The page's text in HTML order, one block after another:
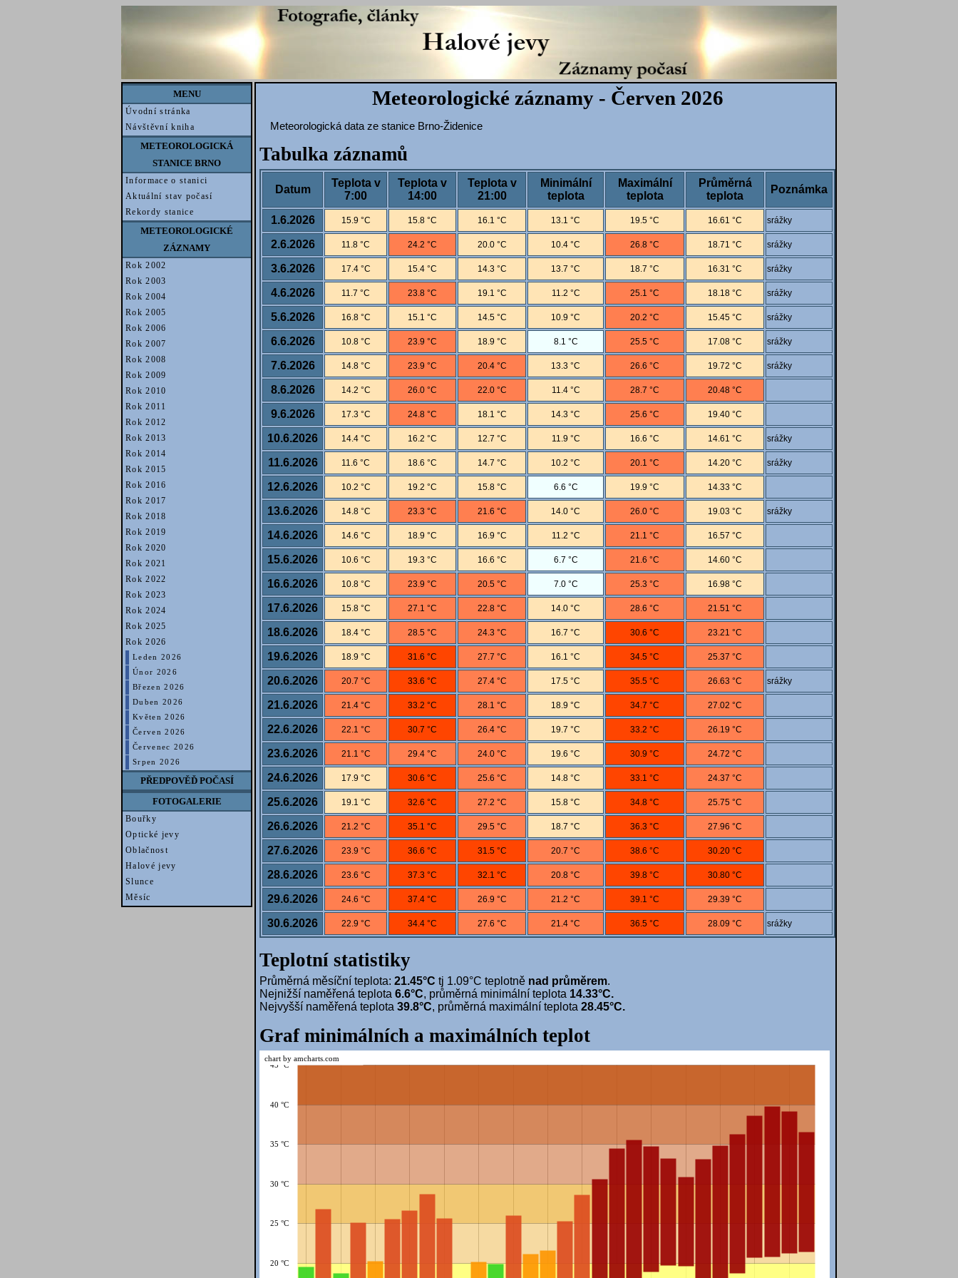
MENU
Úvodní stránka
Návštěvní kniha
METEOROLOGICKÁ
STANICE BRNO
Informace o stanici
Aktuální stav počasí
Rekordy stanice
METEOROLOGICKÉ
ZÁZNAMY
Rok 2002
Rok 2003
Rok 2004
Rok 2005
Rok 2006
Rok 2007
Rok 2008
Rok 2009
Rok 2010
Rok 2011
Rok 2012
Rok 2013
Rok 2014
Rok 2015
Rok 2016
Rok 2017
Rok 2018
Rok 2019
Rok 2020
Rok 2021
Rok 2022
Rok 2023
Rok 2024
Rok 2025
Rok 2026
Leden 2026
Únor 2026
Březen 2026
Duben 2026
Květen 2026
Červen 2026
Červenec 2026
Srpen 2026
PŘEDPOVĚĎ POČASÍ
FOTOGALERIE
Bouřky
Optické jevy
Oblačnost
Halové jevy
Slunce
Měsíc
Meteorologické záznamy - Červen 2026
Meteorologická data ze stanice Brno-Židenice
Tabulka záznamů
Datum
Teplota v
7:00
Teplota v
14:00
Teplota v
21:00
Minimální
teplota
Maximální
teplota
Průměrná
teplota
Poznámka
1.6.2026 15.9 °C 15.8 °C 16.1 °C 13.1 °C 19.5 °C 16.61 °C srážky
2.6.2026 11.8 °C 24.2 °C 20.0 °C 10.4 °C 26.8 °C 18.71 °C srážky
3.6.2026 17.4 °C 15.4 °C 14.3 °C 13.7 °C 18.7 °C 16.31 °C srážky
4.6.2026 11.7 °C 23.8 °C 19.1 °C 11.2 °C 25.1 °C 18.18 °C srážky
5.6.2026 16.8 °C 15.1 °C 14.5 °C 10.9 °C 20.2 °C 15.45 °C srážky
6.6.2026 10.8 °C 23.9 °C 18.9 °C 8.1 °C 25.5 °C 17.08 °C srážky
7.6.2026 14.8 °C 23.9 °C 20.4 °C 13.3 °C 26.6 °C 19.72 °C srážky
8.6.2026 14.2 °C 26.0 °C 22.0 °C 11.4 °C 28.7 °C 20.48 °C
9.6.2026 17.3 °C 24.8 °C 18.1 °C 14.3 °C 25.6 °C 19.40 °C
10.6.2026 14.4 °C 16.2 °C 12.7 °C 11.9 °C 16.6 °C 14.61 °C srážky
11.6.2026 11.6 °C 18.6 °C 14.7 °C 10.2 °C 20.1 °C 14.20 °C srážky
12.6.2026 10.2 °C 19.2 °C 15.8 °C 6.6 °C 19.9 °C 14.33 °C
13.6.2026 14.8 °C 23.3 °C 21.6 °C 14.0 °C 26.0 °C 19.03 °C srážky
14.6.2026 14.6 °C 18.9 °C 16.9 °C 11.2 °C 21.1 °C 16.57 °C
15.6.2026 10.6 °C 19.3 °C 16.6 °C 6.7 °C 21.6 °C 14.60 °C
16.6.2026 10.8 °C 23.9 °C 20.5 °C 7.0 °C 25.3 °C 16.98 °C
17.6.2026 15.8 °C 27.1 °C 22.8 °C 14.0 °C 28.6 °C 21.51 °C
18.6.2026 18.4 °C 28.5 °C 24.3 °C 16.7 °C 30.6 °C 23.21 °C
19.6.2026 18.9 °C 31.6 °C 27.7 °C 16.1 °C 34.5 °C 25.37 °C
20.6.2026 20.7 °C 33.6 °C 27.4 °C 17.5 °C 35.5 °C 26.63 °C srážky
21.6.2026 21.4 °C 33.2 °C 28.1 °C 18.9 °C 34.7 °C 27.02 °C
22.6.2026 22.1 °C 30.7 °C 26.4 °C 19.7 °C 33.2 °C 26.19 °C
23.6.2026 21.1 °C 29.4 °C 24.0 °C 19.6 °C 30.9 °C 24.72 °C
24.6.2026 17.9 °C 30.6 °C 25.6 °C 14.8 °C 33.1 °C 24.37 °C
25.6.2026 19.1 °C 32.6 °C 27.2 °C 15.8 °C 34.8 °C 25.75 °C
26.6.2026 21.2 °C 35.1 °C 29.5 °C 18.7 °C 36.3 °C 27.96 °C
27.6.2026 23.9 °C 36.6 °C 31.5 °C 20.7 °C 38.6 °C 30.20 °C
28.6.2026 23.6 °C 37.3 °C 32.1 °C 20.8 °C 39.8 °C 30.80 °C
29.6.2026 24.6 °C 37.4 °C 26.9 °C 21.2 °C 39.1 °C 29.39 °C
30.6.2026 22.9 °C 34.4 °C 27.6 °C 21.4 °C 36.5 °C 28.09 °C srážky
Teplotní statistiky
Průměrná měsíční teplota: 21.45°C tj 1.09°C teplotně nad průměrem.
Nejnižší naměřená teplota 6.6°C, průměrná minimální teplota 14.33°C.
Nejvyšší naměřená teplota 39.8°C, průměrná maximální teplota 28.45°C.
Graf minimálních a maximálních teplot
20 °C
25 °C
30 °C
35 °C
40 °C
45 °C
chart by amcharts.com